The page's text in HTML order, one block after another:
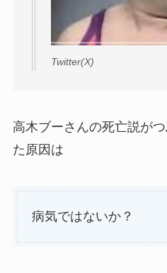
Twitter(X)
高木ブーさんの死亡説が
た原因は
病気ではないか？